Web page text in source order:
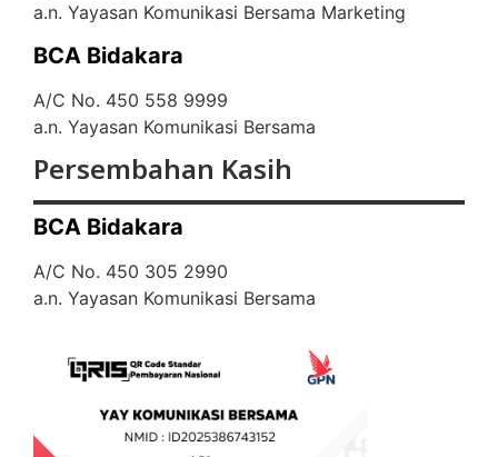
a.n. Yayasan Komunikasi Bersama Marketing
BCA Bidakara
A/C No. 450 558 9999
a.n. Yayasan Komunikasi Bersama
Persembahan Kasih
BCA Bidakara
A/C No. 450 305 2990
a.n. Yayasan Komunikasi Bersama